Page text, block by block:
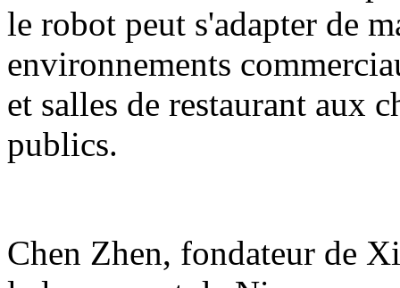
le robot peut s'adapter de
environnements
et salles de restaurant aux
publics.
Chen Zhen, fondateur de